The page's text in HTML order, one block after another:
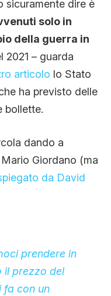
sicuramente dire è
solo in
della guerra in
2021 – guarda
articolo lo Stato
ha previsto delle
bollette.
dando a
Giordano (ma
da David
prendere in
il prezzo del
fa con un